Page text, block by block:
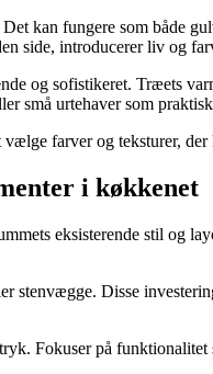
kan fungere som både
side, introducerer liv og
og sofistikeret. Træets
små urtehaver som
farver og teksturer,
i køkkenet
eksisterende stil og
stenvægge. Disse
Fokuser på